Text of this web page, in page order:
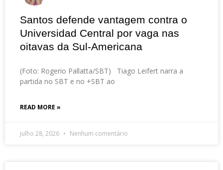
Santos defende vantagem contra o
Universidad Central por vaga nas
oitavas da Sul-Americana
(Foto: Rogerio Pallatta/SBT) Tiago Leifert narra a
partida no SBT e no +SBT ao
READ MORE »
julho 28, 2026 Nenhum comentário